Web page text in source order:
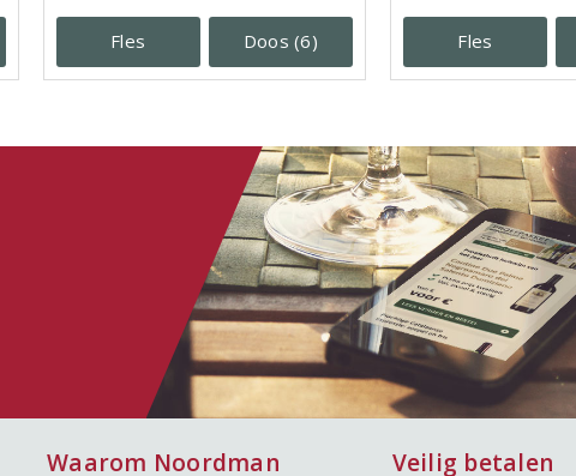
Fles Doos (6) Fles
Waarom Noordman
Veilig betalen